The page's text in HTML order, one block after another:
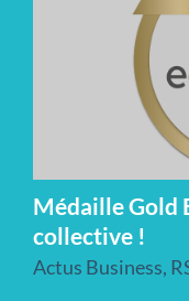
Médaille Gold
collective !
Actus Business,